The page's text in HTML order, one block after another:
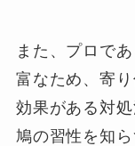
また、プロで
富なため、寄
効果がある対
鳩の習性を知